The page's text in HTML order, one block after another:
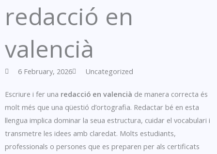
redacció en
valencià
6 February, 2026 Uncategorized
Escriure i fer una redacció en valencià de manera correcta és
molt més que una qüestió d’ortografia. Redactar bé en esta
llengua implica dominar la seua estructura, cuidar el vocabulari i
transmetre les idees amb claredat. Molts estudiants,
professionals o persones que es preparen per als certificats